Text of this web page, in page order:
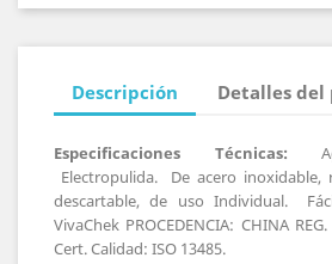
Descripción Detalles
Especificaciones Técnicas:
Electropulida.
De acero inoxidable,
descartable, de uso Individual.
VivaChek PROCEDENCIA: CHINA
Cert. Calidad: ISO 13485.